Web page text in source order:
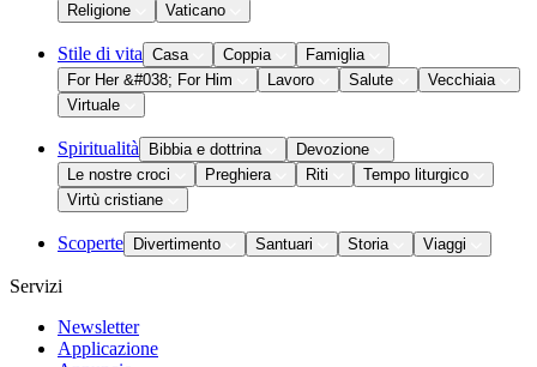
Religione
Vaticano
Stile di vita Casa Coppia
Famiglia
For Her &#038; For Him
Lavoro Salute
Vecchiaia
Virtuale
Spiritualità Bibbia e dottrina
Devozione
Le nostre croci
Preghiera Riti
Tempo liturgico
Virtù cristiane
Scoperte Divertimento Santuari Storia Viaggi
Servizi
Newsletter
Applicazione